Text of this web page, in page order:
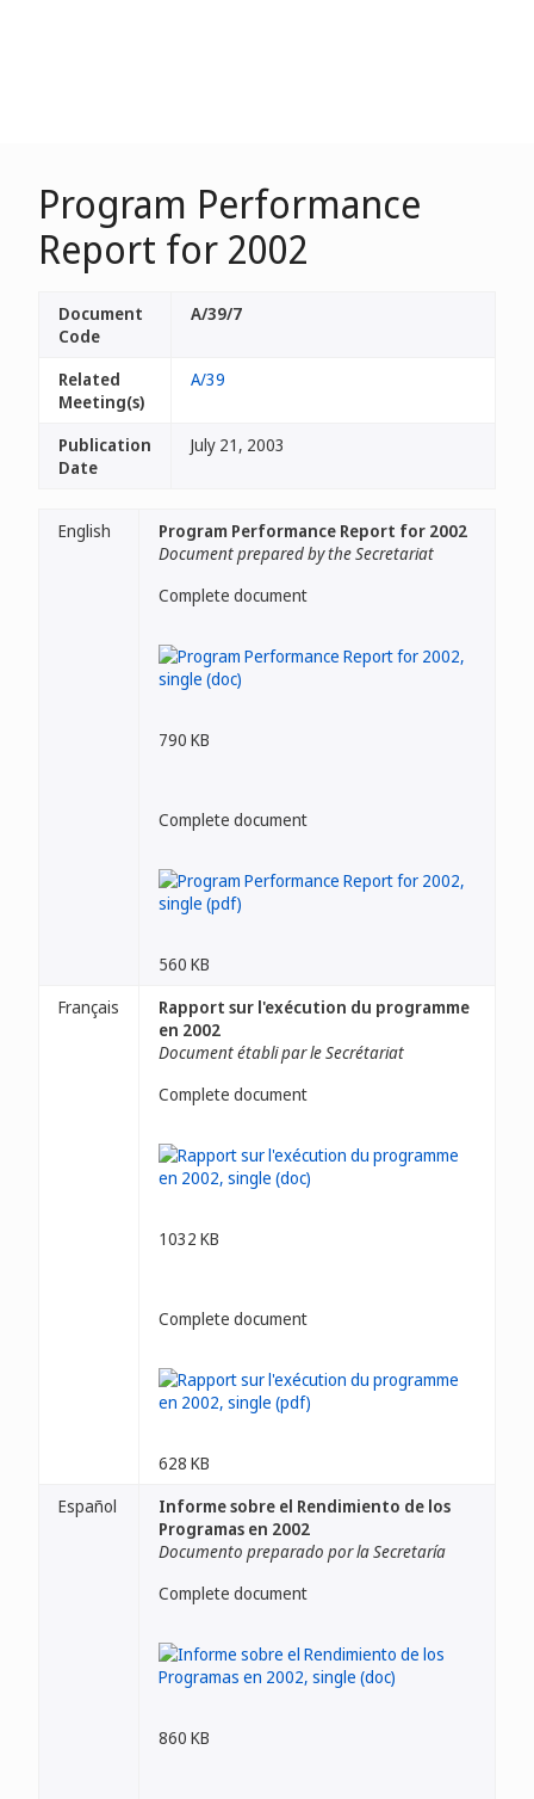
Program Performance
Report for 2002
Document
Code
A/39/7
Related
Meeting(s)
A/39
Publication
Date
July 21, 2003
English
Program Performance Report for 2002
Document prepared by the Secretariat
Complete document
790 KB
Complete document
560 KB
Français
Rapport sur l'exécution du programme
en 2002
Document établi par le Secrétariat
Complete document
1032 KB
Complete document
628 KB
Español
Informe sobre el Rendimiento de los
Programas en 2002
Documento preparado por la Secretaría
Complete document
860 KB